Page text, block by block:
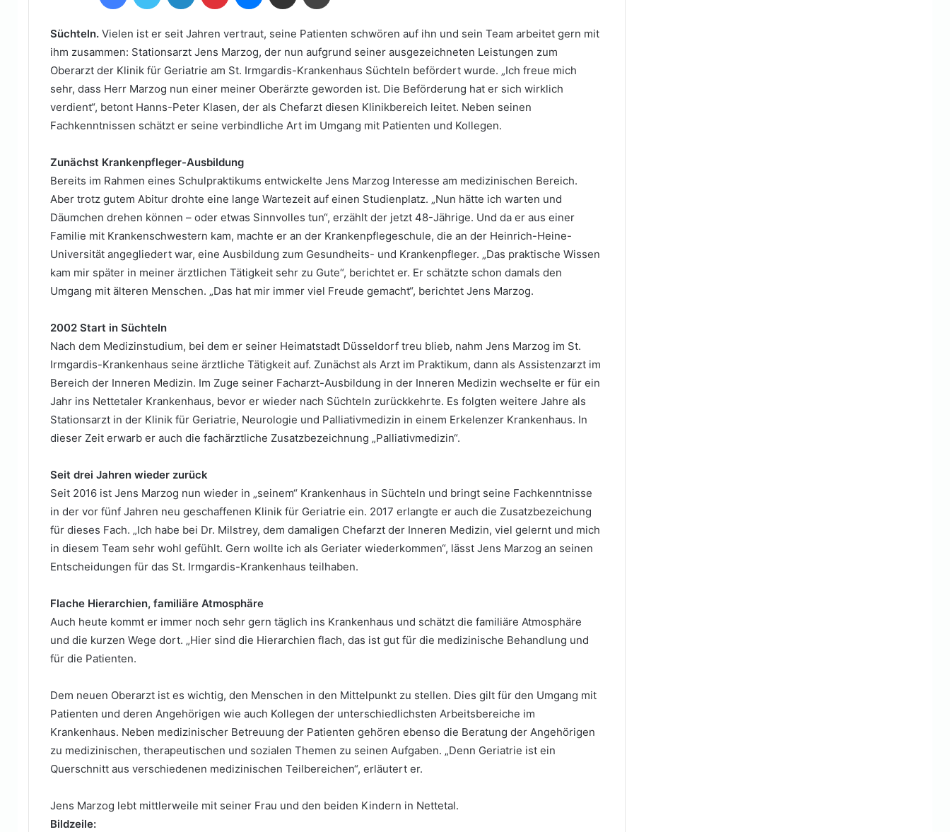
E-
Süchteln. Vielen ist er seit Jahren vertraut, seine Patienten schwören auf ihn und sein Team arbeitet gern mit
ihm zusammen: Stationsarzt Jens Marzog, der nun aufgrund seiner ausgezeichneten Leistungen zum
Oberarzt der Klinik für Geriatrie am St. Irmgardis-Krankenhaus Süchteln befördert wurde. „Ich freue mich
sehr, dass Herr Marzog nun einer meiner Oberärzte geworden ist. Die Beförderung hat er sich wirklich
verdient“, betont Hanns-Peter Klasen, der als Chefarzt diesen Klinikbereich leitet. Neben seinen
Fachkenntnissen schätzt er seine verbindliche Art im Umgang mit Patienten und Kollegen.
Zunächst Krankenpfleger-Ausbildung
Bereits im Rahmen eines Schulpraktikums entwickelte Jens Marzog Interesse am medizinischen Bereich.
Aber trotz gutem Abitur drohte eine lange Wartezeit auf einen Studienplatz. „Nun hätte ich warten und
Däumchen drehen können – oder etwas Sinnvolles tun“, erzählt der jetzt 48-Jährige. Und da er aus einer
Familie mit Krankenschwestern kam, machte er an der Krankenpflegeschule, die an der Heinrich-Heine-
Universität angegliedert war, eine Ausbildung zum Gesundheits- und Krankenpfleger. „Das praktische Wissen
kam mir später in meiner ärztlichen Tätigkeit sehr zu Gute“, berichtet er. Er schätzte schon damals den
Umgang mit älteren Menschen. „Das hat mir immer viel Freude gemacht“, berichtet Jens Marzog.
2002 Start in Süchteln
Nach dem Medizinstudium, bei dem er seiner Heimatstadt Düsseldorf treu blieb, nahm Jens Marzog im St.
Irmgardis-Krankenhaus seine ärztliche Tätigkeit auf. Zunächst als Arzt im Praktikum, dann als Assistenzarzt im
Bereich der Inneren Medizin. Im Zuge seiner Facharzt-Ausbildung in der Inneren Medizin wechselte er für ein
Jahr ins Nettetaler Krankenhaus, bevor er wieder nach Süchteln zurückkehrte. Es folgten weitere Jahre als
Stationsarzt in der Klinik für Geriatrie, Neurologie und Palliativmedizin in einem Erkelenzer Krankenhaus. In
dieser Zeit erwarb er auch die fachärztliche Zusatzbezeichnung „Palliativmedizin“.
Seit drei Jahren wieder zurück
Seit 2016 ist Jens Marzog nun wieder in „seinem“ Krankenhaus in Süchteln und bringt seine Fachkenntnisse
in der vor fünf Jahren neu geschaffenen Klinik für Geriatrie ein. 2017 erlangte er auch die Zusatzbezeichung
für dieses Fach. „Ich habe bei Dr. Milstrey, dem damaligen Chefarzt der Inneren Medizin, viel gelernt und mich
in diesem Team sehr wohl gefühlt. Gern wollte ich als Geriater wiederkommen“, lässt Jens Marzog an seinen
Entscheidungen für das St. Irmgardis-Krankenhaus teilhaben.
Flache Hierarchien, familiäre Atmosphäre
Auch heute kommt er immer noch sehr gern täglich ins Krankenhaus und schätzt die familiäre Atmosphäre
und die kurzen Wege dort. „Hier sind die Hierarchien flach, das ist gut für die medizinische Behandlung und
für die Patienten.
Dem neuen Oberarzt ist es wichtig, den Menschen in den Mittelpunkt zu stellen. Dies gilt für den Umgang mit
Patienten und deren Angehörigen wie auch Kollegen der unterschiedlichsten Arbeitsbereiche im
Krankenhaus. Neben medizinischer Betreuung der Patienten gehören ebenso die Beratung der Angehörigen
zu medizinischen, therapeutischen und sozialen Themen zu seinen Aufgaben. „Denn Geriatrie ist ein
Querschnitt aus verschiedenen medizinischen Teilbereichen“, erläutert er.
Jens Marzog lebt mittlerweile mit seiner Frau und den beiden Kindern in Nettetal.
Bildzeile: